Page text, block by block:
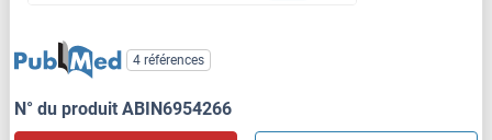
4 références
N° du produit ABIN6954266